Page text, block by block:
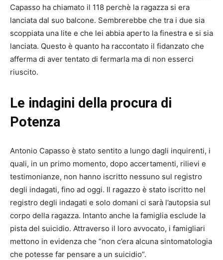
Capasso ha chiamato il 118 perchè la ragazza si era
lanciata dal suo balcone. Sembrerebbe che tra i due sia
scoppiata una lite e che lei abbia aperto la finestra e si sia
lanciata. Questo è quanto ha raccontato il fidanzato che
afferma di aver tentato di fermarla ma di non esserci
riuscito.
Le indagini della procura di
Potenza
Antonio Capasso è stato sentito a lungo dagli inquirenti, i
quali, in un primo momento, dopo accertamenti, rilievi e
testimonianze, non hanno iscritto nessuno sul registro
degli indagati, fino ad oggi. Il ragazzo è stato iscritto nel
registro degli indagati e solo domani ci sarà l’autopsia sul
corpo della ragazza. Intanto anche la famiglia esclude la
pista del suicidio. Attraverso il loro avvocato, i famigliari
mettono in evidenza che “non c’era alcuna sintomatologia
che potesse far pensare a un suicidio”.